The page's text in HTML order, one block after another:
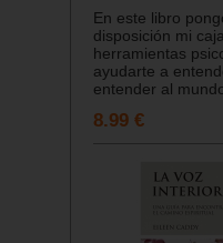
En este libro
disposición mi
herramientas
ayudarte a
entender al
8.99 €